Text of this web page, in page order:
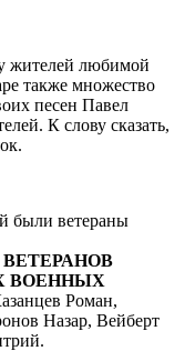
жителей любимой
также множество
песен Павел
К слову сказать,
были ветераны
ВОЕННЫХ
Роман,
Назар, Вейберт